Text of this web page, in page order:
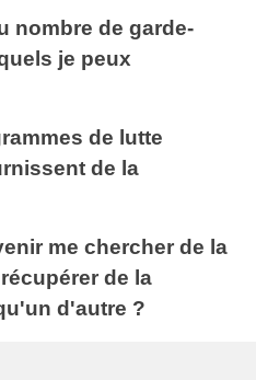
nombre de garde-
je peux
de lutte
de la
me chercher de la
de la
d'autre ?